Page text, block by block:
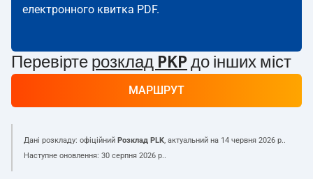
електронного квитка PDF.
Перевірте розклад PKP до інших міст
МАРШРУТ
Дані розкладу: офіційний Розклад PLK, актуальний на 14 червня 2026 р..
Наступне оновлення: 30 серпня 2026 р..